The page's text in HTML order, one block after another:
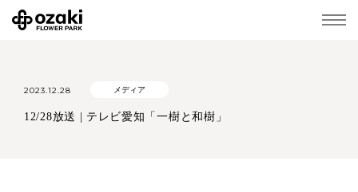
2023.12.28 メディア
12/28放送 | テレビ愛知「一樹と和樹」